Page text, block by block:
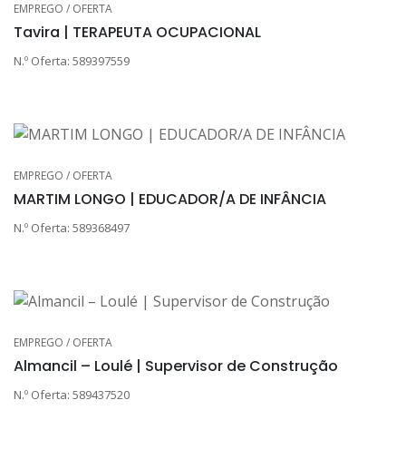
EMPREGO / OFERTA
Tavira | TERAPEUTA OCUPACIONAL
N.º Oferta: 589397559
EMPREGO / OFERTA
MARTIM LONGO | EDUCADOR/A DE INFÂNCIA
N.º Oferta: 589368497
EMPREGO / OFERTA
Almancil – Loulé | Supervisor de Construção
N.º Oferta: 589437520